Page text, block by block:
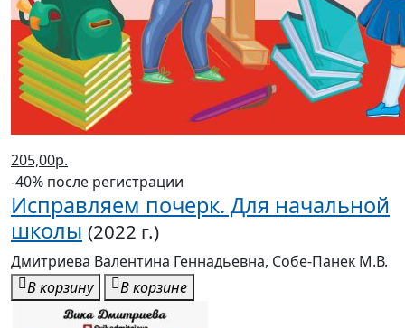
205,00р.
-40% после регистрации
Исправляем почерк. Для начальной
школы (2022 г.)
Дмитриева Валентина Геннадьевна, Собе-Панек М.В.
В корзину
В корзине